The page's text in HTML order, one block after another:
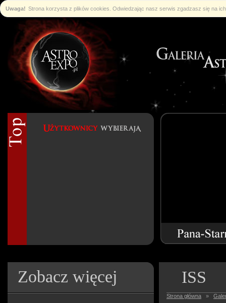
Uwaga! Strona korzysta z plików cookies. Odwiedzając nasz serwis zgadzasz się na
Zobacz więcej ISS
Strona główna »